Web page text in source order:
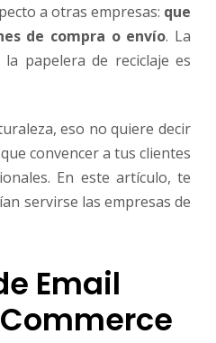
a otras empresas: que
de compra o envío. La
papelera de reciclaje es
eso no quiere decir
convencer a tus clientes
En este artículo, te
servirse las empresas de
Email